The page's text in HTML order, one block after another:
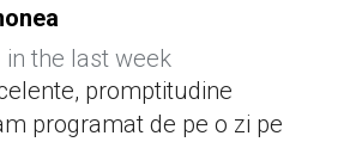
in the last week
promptitudine
programat de pe o zi pe